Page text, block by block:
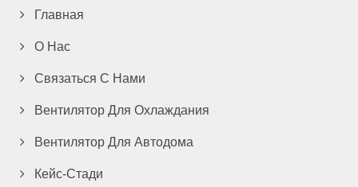
Главная
О Нас
Связаться С Нами
Вентилятор Для Охлаждания
Вентилятор Для Автодома
Кейс-Стади